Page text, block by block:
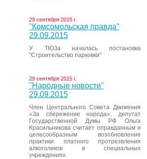
29 сентября 2015 г.
"Комсомольская правда"
29.09.2015
У ТЮЗа началась постановка
"Строительство парковки"
29 сентября 2015 г.
"Народные новости"
29.09.2015
Член Центрального Совета Движения
«За сбережение народа», депутат
Государственной Думы РФ Ольга
Красильникова считает оправданным и
целесообразным возобновление
практики платного протрезвления
алкоголиков в специальных
учреждениях.